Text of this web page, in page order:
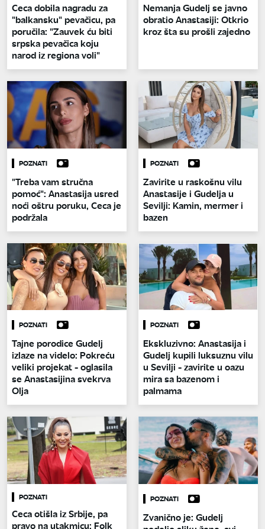
Ceca dobila nagradu za
"balkansku" pevačicu, pa
poručila: "Zauvek ću biti
srpska pevačica koju
narod iz regiona voli"
Nemanja Gudelj se javno
obratio Anastasiji: Otkrio
kroz šta su prošli zajedno
POZNATI
"Treba vam stručna
pomoć": Anastasija usred
noći oštru poruku, Ceca je
podržala
POZNATI
Zavirite u raskošnu vilu
Anastasije i Gudelja u
Sevilji: Kamin, mermer i
bazen
POZNATI
Tajne porodice Gudelj
izlaze na videlo: Pokreću
veliki projekat - oglasila
se Anastasijina svekrva
Olja
POZNATI
Ekskluzivno: Anastasija i
Gudelj kupili luksuznu vilu
u Sevilji - zavirite u oazu
mira sa bazenom i
palmama
POZNATI
Ceca otišla iz Srbije, pa
pravo na utakmicu: Folk
POZNATI
Zvanično je: Gudelj